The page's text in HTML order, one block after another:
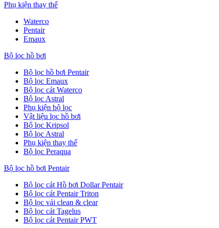
Phụ kiện thay thế
Waterco
Pentair
Emaux
Bộ lọc hồ bơi
Bộ lọc hồ bơi Pentair
Bộ lọc Emaux
Bộ lọc cát Waterco
Bộ lọc Astral
Phụ kiện bộ lọc
Vật liệu lọc hồ bơi
Bộ lọc Kripsol
Bộ lọc Astral
Phụ kiện thay thế
Bộ lọc Peraqua
Bộ lọc hồ bơi Pentair
Bộ lọc cát Hồ bơi Dollar Pentair
Bộ lọc cát Pentair Triton
Bộ lọc vải clean & clear
Bộ lọc cát Tagelus
Bộ lọc cát Pentair PWT